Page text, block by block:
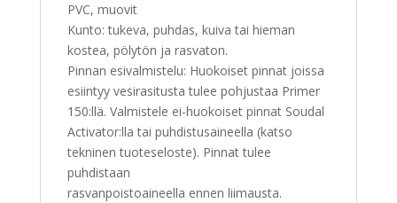
PVC, muovit
Kunto: tukeva, puhdas, kuiva tai hieman
kostea, pölytön ja rasvaton.
Pinnan esivalmistelu: Huokoiset pinnat joissa
esiintyy vesirasitusta tulee pohjustaa Primer
150:llä. Valmistele ei-huokoiset pinnat Soudal
Activator:lla tai puhdistusaineella (katso
tekninen tuoteseloste). Pinnat tulee
puhdistaan
rasvanpoistoaineella ennen liimausta.